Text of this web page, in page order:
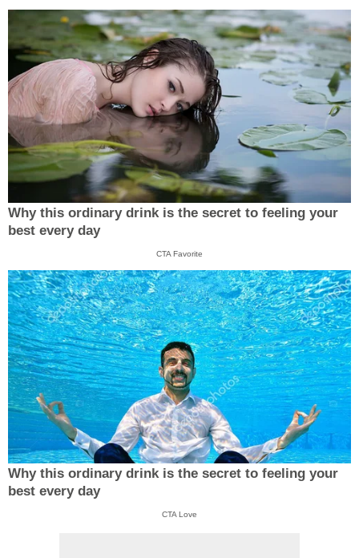
Why this ordinary drink is the secret to feeling your
best every day
CTA Favorite
Why this ordinary drink is the secret to feeling your
best every day
CTA Love